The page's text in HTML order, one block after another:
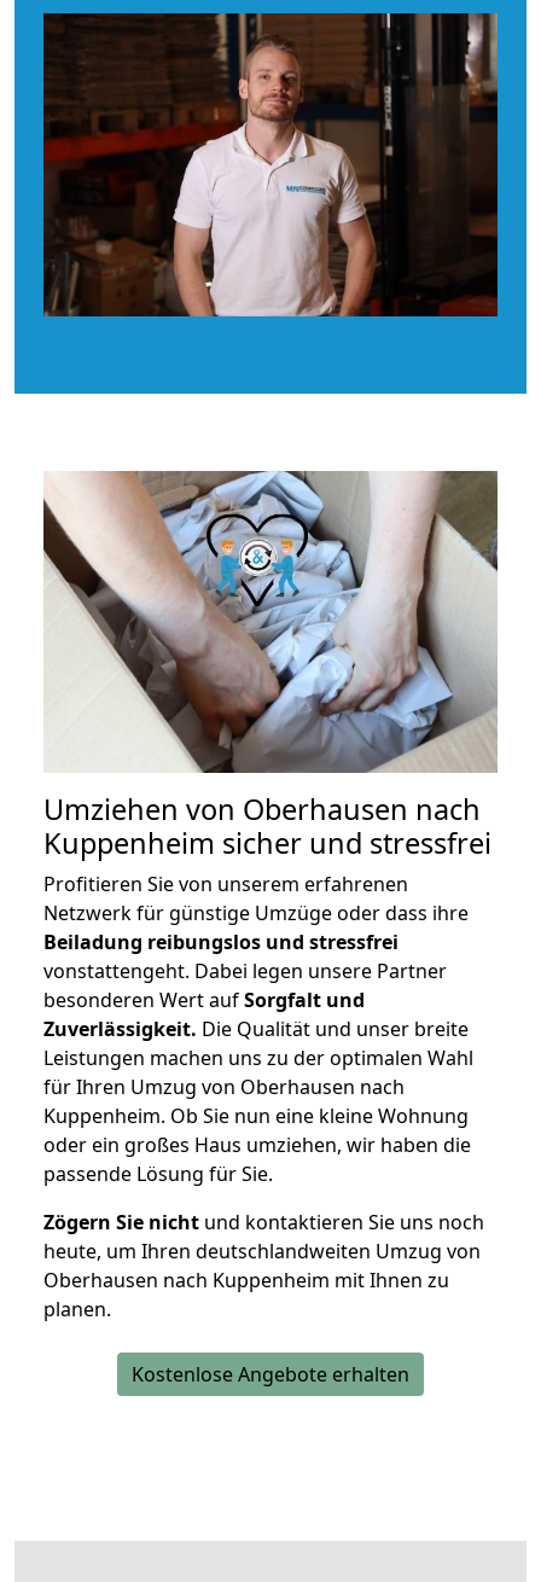
Umziehen von Oberhausen nach
Kuppenheim sicher und stressfrei
Profitieren Sie von unserem erfahrenen
Netzwerk für günstige Umzüge oder dass ihre
Beiladung reibungslos und stressfrei
vonstattengeht. Dabei legen unsere Partner
besonderen Wert aufSorgfalt und
Zuverlässigkeit. Die Qualität und unser breite
Leistungen machen uns zu der optimalen Wahl
für Ihren Umzug von Oberhausen nach
Kuppenheim. Ob Sie nun eine kleine Wohnung
oder ein großes Haus umziehen, wir haben die
passende Lösung für Sie.
Zögern Sie nicht und kontaktieren Sie uns noch
heute, um Ihren deutschlandweiten Umzug von
Oberhausen nach Kuppenheim mit Ihnen zu
planen.
Kostenlose Angebote erhalten